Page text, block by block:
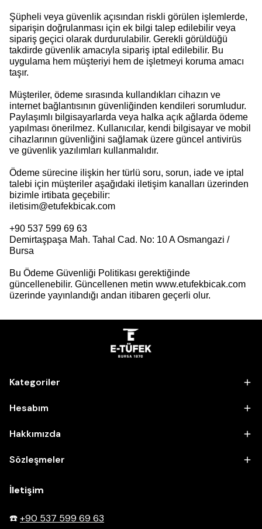
Şüpheli veya güvenlik açısından riskli görülen işlemlerde,
siparişin doğrulanması için ek bilgi talep edilebilir veya
sipariş geçici olarak durdurulabilir. Gerekli görüldüğü
takdirde güvenlik amacıyla sipariş iptal edilebilir. Bu
uygulama hem müşteriyi hem de işletmeyi koruma amacı
taşır.
Müşteriler, ödeme sırasında kullandıkları cihazın ve
internet bağlantısının güvenliğinden kendileri sorumludur.
Paylaşımlı bilgisayarlarda veya halka açık ağlarda ödeme
yapılması önerilmez. Kullanıcılar, kendi bilgisayar ve mobil
cihazlarının güvenliğini sağlamak üzere güncel antivirüs
ve güvenlik yazılımları kullanmalıdır.
Ödeme sürecine ilişkin her türlü soru, sorun, iade ve iptal
talebi için müşteriler aşağıdaki iletişim kanalları üzerinden
bizimle irtibata geçebilir:
iletisim@etufekbicak.com
+90 537 599 69 63
Demirtaşpaşa Mah. Tahal Cad. No: 10 A Osmangazi /
Bursa
Bu Ödeme Güvenliği Politikası gerektiğinde
güncellenebilir. Güncellenen metin www.etufekbicak.com
üzerinde yayınlandığı andan itibaren geçerli olur.
Kategoriler
Hesabım
Hakkımızda
Sözleşmeler
İletişim
☎️+90 537 599 69 63